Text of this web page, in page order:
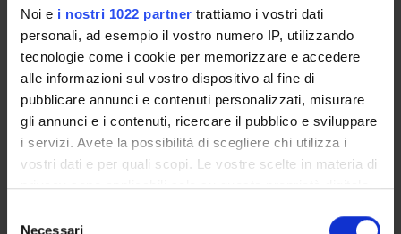
Noi e i nostri 1022 partner trattiamo i vostri dati
personali, ad esempio il vostro numero IP, utilizzando
tecnologie come i cookie per memorizzare e accedere
alle informazioni sul vostro dispositivo al fine di
pubblicare annunci e contenuti personalizzati, misurare
gli annunci e i contenuti, ricercare il pubblico e sviluppare
i servizi. Avete la possibilità di scegliere chi utilizza i
vostri dati e per quali scopi. Le vostre scelte in materia di
privacy sono applicabili solo su questa proprietà digitale
modificare o revocare il proprio consenso in qualsiasi
Necessari
COURSES
PHD PROGRAMMES AND POSTGRADUATE
TRAINING
People
Places
Calendar